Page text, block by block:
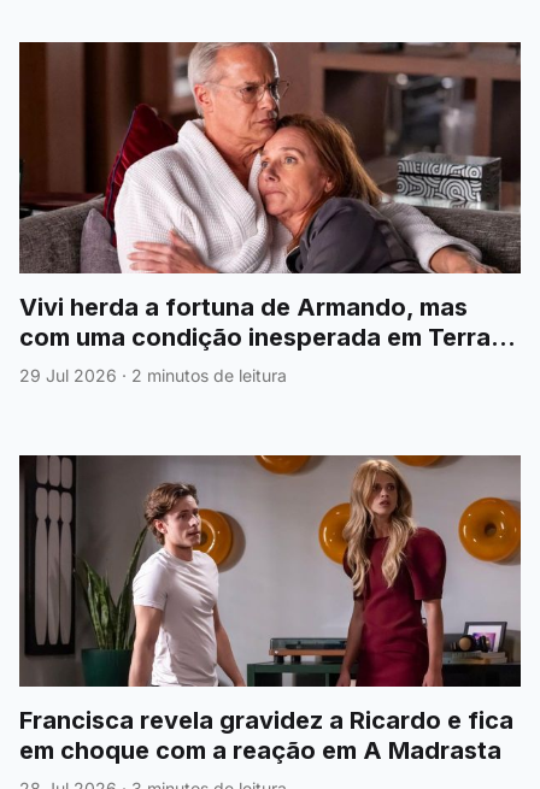
Vivi herda a fortuna de Armando, mas
com uma condição inesperada em Terra
Forte
29 Jul 2026 · 2 minutos de leitura
Francisca revela gravidez a Ricardo e fica
em choque com a reação em A Madrasta